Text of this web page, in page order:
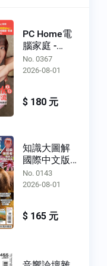
PC Home電
腦家庭 -
No.0367
No. 0367
2026-08-01
$ 180 元
知識大圖解
國際中文版 -
No.0143
No. 0143
2026-08-01
$ 165 元